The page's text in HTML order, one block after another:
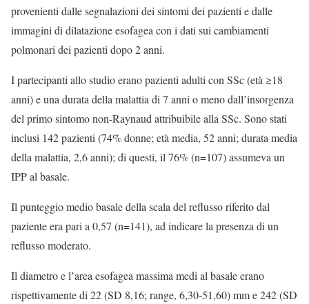
provenienti dalle segnalazioni dei sintomi dei pazienti e dalle
immagini di dilatazione esofagea con i dati sui cambiamenti
polmonari dei pazienti dopo 2 anni.
I partecipanti allo studio erano pazienti adulti con SSc (età ≥18
anni) e una durata della malattia di 7 anni o meno dall’insorgenza
del primo sintomo non-Raynaud attribuibile alla SSc. Sono stati
inclusi 142 pazienti (74% donne; età media, 52 anni; durata media
della malattia, 2,6 anni); di questi, il 76% (n=107) assumeva un
IPP al basale.
Il punteggio medio basale della scala del reflusso riferito dal
paziente era pari a 0,57 (n=141), ad indicare la presenza di un
reflusso moderato.
Il diametro e l’area esofagea massima medi al basale erano
rispettivamente di 22 (SD 8,16; range, 6,30-51,60) mm e 242 (SD